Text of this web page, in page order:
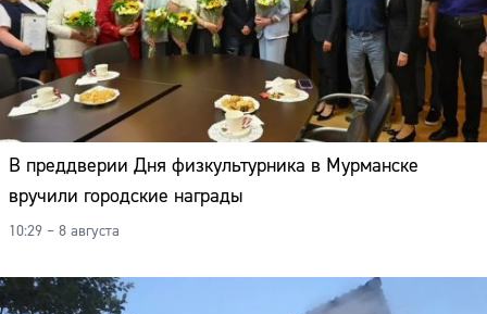
В преддверии Дня физкультурника в Мурманске
вручили городские награды
10:29 – 8 августа